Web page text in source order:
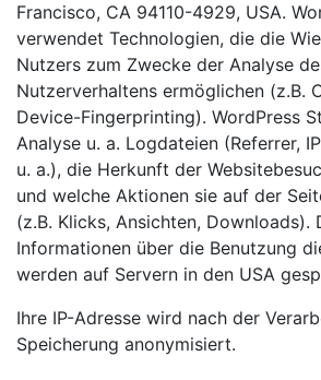
Francisco, CA 94110-4929, USA.
verwendet Technologien, die die
Nutzers zum Zwecke der Analyse
Nutzerverhaltens ermöglichen (z.B.
Device-Fingerprinting). WordPress
Analyse u. a. Logdateien (Referrer,
u. a.), die Herkunft der
und welche Aktionen sie auf der
(z.B. Klicks, Ansichten, Downloads).
Informationen über die Benutzung
werden auf Servern in den USA
Ihre IP-Adresse wird nach der
Speicherung anonymisiert.